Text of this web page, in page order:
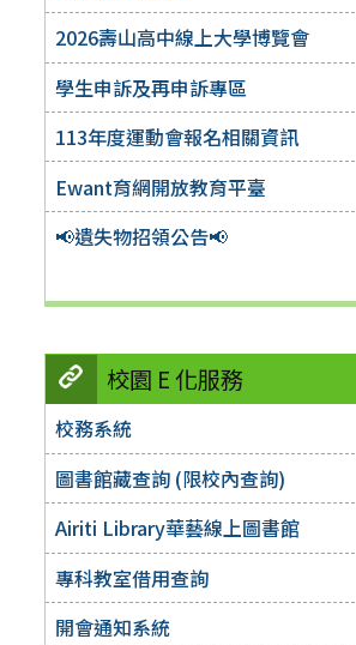
2026壽山高中線上大學博覽會
學生申訴及再申訴專區
113年度運動會報名相關資訊
Ewant育網開放教育平臺
📢遺失物招領公告📢
校園 E 化服務
校務系統
圖書館藏查詢 (限校內查詢)
Airiti Library華藝線上圖書館
專科教室借用查詢
開會通知系統